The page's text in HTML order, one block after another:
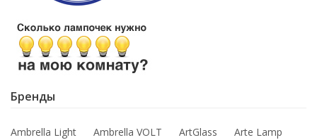
Бренды
Ambrella Light Ambrella VOLT ArtGlass Arte Lamp